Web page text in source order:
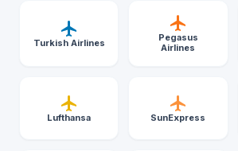
Turkish Airlines
Pegasus
Airlines
Lufthansa SunExpress